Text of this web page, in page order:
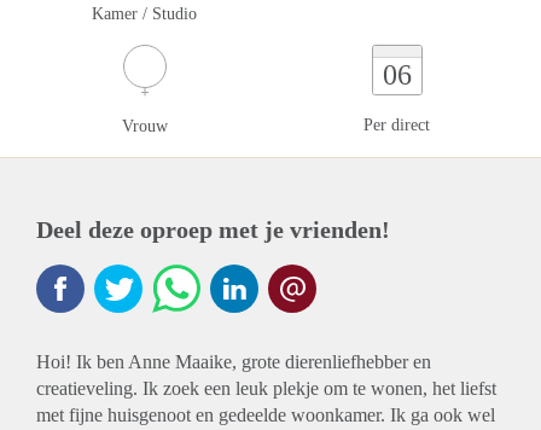
Kamer / Studio
Vrouw
06
Per direct
Deel deze oproep met je vrienden!
Hoi! Ik ben Anne Maaike, grote dierenliefhebber en
creatieveling. Ik zoek een leuk plekje om te wonen, het liefst
met fijne huisgenoot en gedeelde woonkamer. Ik ga ook wel